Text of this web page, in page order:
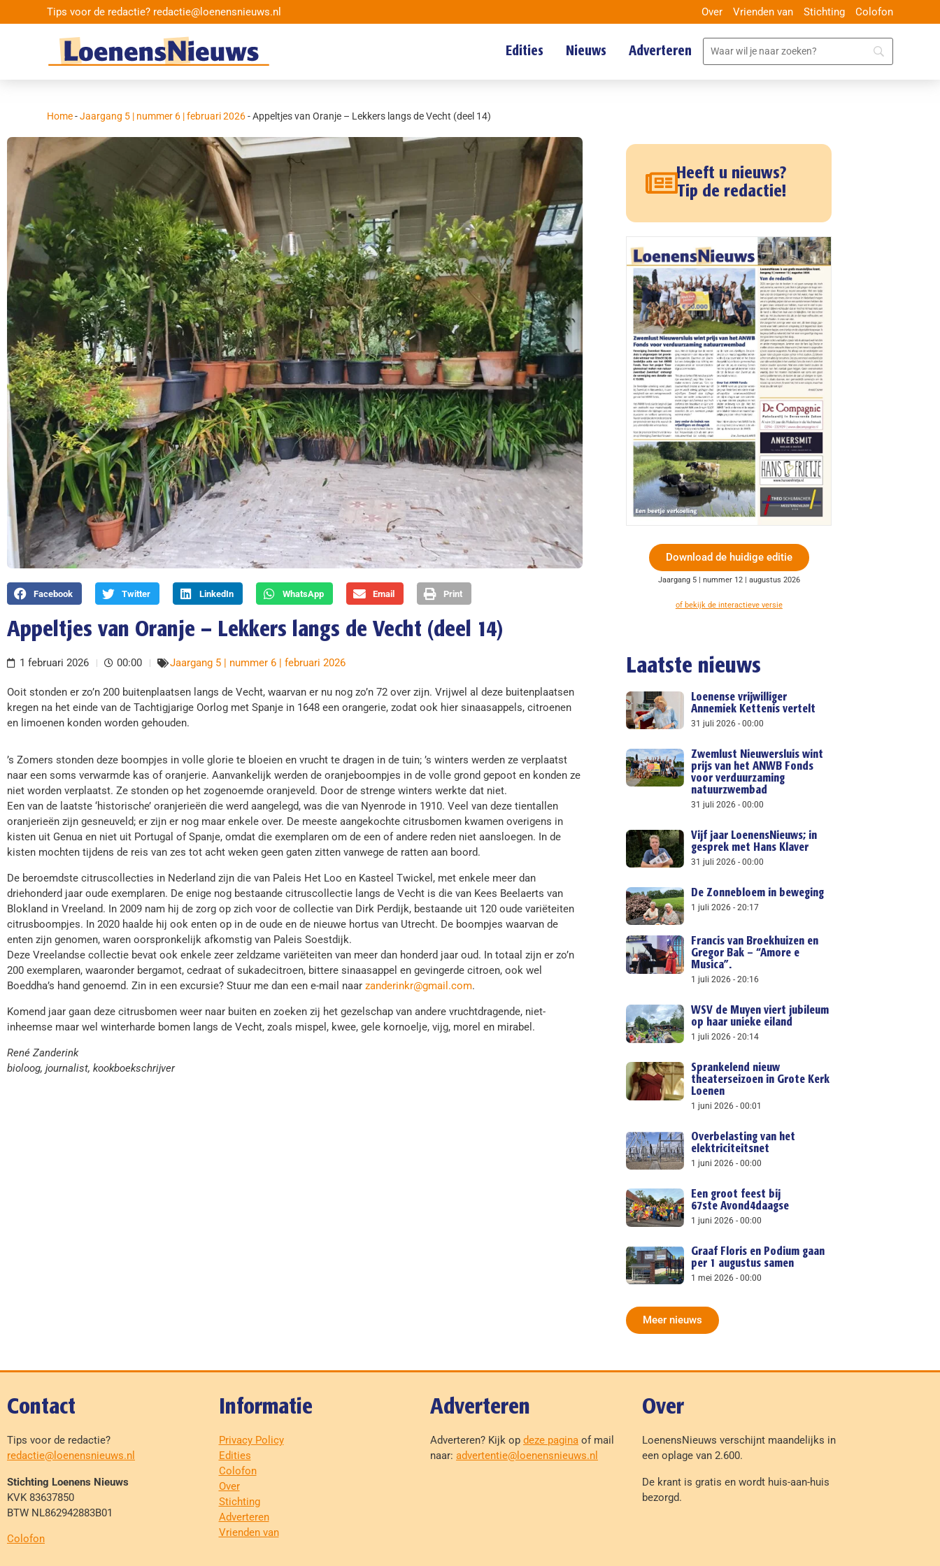
Tips voor de redactie? redactie@loenensnieuws.nl Over Vrienden van Stichting Colofon
Edities Nieuws Adverteren
Home-Jaargang 5 | nummer 6 | februari 2026-Appeltjes van Oranje – Lekkers langs de Vecht (deel 14)
Facebook Twitter LinkedIn WhatsApp Email Print
Appeltjes van Oranje – Lekkers langs de Vecht (deel 14)
1 februari 2026 00:00 Jaargang 5 | nummer 6 | februari 2026
Ooit stonden er zo’n 200 buitenplaatsen langs de Vecht, waarvan er nu nog zo’n 72 over zijn. Vrijwel al deze buitenplaatsen
kregen na het einde van de Tachtigjarige Oorlog met Spanje in 1648 een orangerie, zodat ook hier sinaasappels, citroenen
en limoenen konden worden gehouden.
’s Zomers stonden deze boompjes in volle glorie te bloeien en vrucht te dragen in de tuin; ’s winters werden ze verplaatst
naar een soms verwarmde kas of oranjerie. Aanvankelijk werden de oranjeboompjes in de volle grond gepoot en konden ze
niet worden verplaatst. Ze stonden op het zogenoemde oranjeveld. Door de strenge winters werkte dat niet.
Een van de laatste ‘historische’ oranjerieën die werd aangelegd, was die van Nyenrode in 1910. Veel van deze tientallen
oranjerieën zijn gesneuveld; er zijn er nog maar enkele over. De meeste aangekochte citrusbomen kwamen overigens in
kisten uit Genua en niet uit Portugal of Spanje, omdat die exemplaren om de een of andere reden niet aansloegen. In de
kisten mochten tijdens de reis van zes tot acht weken geen gaten zitten vanwege de ratten aan boord.
De beroemdste citruscollecties in Nederland zijn die van Paleis Het Loo en Kasteel Twickel, met enkele meer dan
driehonderd jaar oude exemplaren. De enige nog bestaande citruscollectie langs de Vecht is die van Kees Beelaerts van
Blokland in Vreeland. In 2009 nam hij de zorg op zich voor de collectie van Dirk Perdijk, bestaande uit 120 oude variëteiten
citrusboompjes. In 2020 haalde hij ook enten op in de oude en de nieuwe hortus van Utrecht. De boompjes waarvan de
enten zijn genomen, waren oorspronkelijk afkomstig van Paleis Soestdijk.
Deze Vreelandse collectie bevat ook enkele zeer zeldzame variëteiten van meer dan honderd jaar oud. In totaal zijn er zo’n
200 exemplaren, waaronder bergamot, cedraat of sukadecitroen, bittere sinaasappel en gevingerde citroen, ook wel
Boeddha’s hand genoemd. Zin in een excursie? Stuur me dan een e-mail naar zanderinkr@gmail.com.
Komend jaar gaan deze citrusbomen weer naar buiten en zoeken zij het gezelschap van andere vruchtdragende, niet-
inheemse maar wel winterharde bomen langs de Vecht, zoals mispel, kwee, gele kornoelje, vijg, morel en mirabel.
René Zanderink
bioloog, journalist, kookboekschrijver
Heeft u nieuws?
Tip de redactie!
Download de huidige editie
Jaargang 5 | nummer 12 | augustus 2026
of bekijk de interactieve versie
Laatste nieuws
Loenense vrijwilliger
Annemiek Kettenis vertelt
31 juli 2026 00:00
Zwemlust Nieuwersluis wint
prijs van het ANWB Fonds
voor verduurzaming
natuurzwembad
31 juli 2026 00:00
Vijf jaar LoenensNieuws; in
gesprek met Hans Klaver
31 juli 2026 00:00
De Zonnebloem in beweging
1 juli 2026 20:17
Francis van Broekhuizen en
Gregor Bak – “Amore e
Musica”.
1 juli 2026 20:16
WSV de Muyen viert jubileum
op haar unieke eiland
1 juli 2026 20:14
Sprankelend nieuw
theaterseizoen in Grote Kerk
Loenen
1 juni 2026 00:01
Overbelasting van het
elektriciteitsnet
1 juni 2026 00:00
Een groot feest bij
67ste Avond4daagse
1 juni 2026 00:00
Graaf Floris en Podium gaan
per 1 augustus samen
1 mei 2026 00:00
Meer nieuws
Contact
Tips voor de redactie?
redactie@loenensnieuws.nl
Stichting Loenens Nieuws
KVK 83637850
BTW NL862942883B01
Colofon
Informatie
Privacy Policy
Edities
Colofon
Over
Stichting
Adverteren
Vrienden van
Adverteren
Adverteren? Kijk op deze pagina of mail
naar: advertentie@loenensnieuws.nl
Over
LoenensNieuws verschijnt maandelijks in
een oplage van 2.600.
De krant is gratis en wordt huis-aan-huis
bezorgd.